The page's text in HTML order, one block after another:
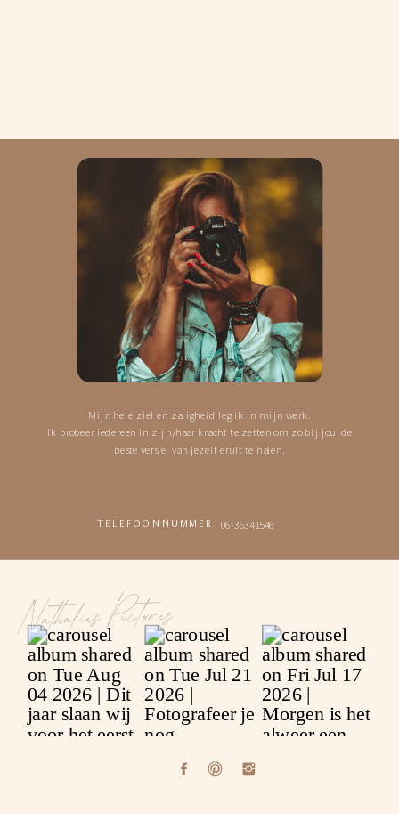
Nathalies Pictures
06-36341546
TELEFOONNUMMER
Mijn hele ziel en zaligheid leg ik in mijn werk.
Ik probeer iedereen in zijn/haar kracht te zetten om zo bij jou de
beste versie van jezelf eruit te halen.